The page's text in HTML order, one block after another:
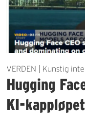
VERDEN | Kunstig
Hugging
KI-kappløpet